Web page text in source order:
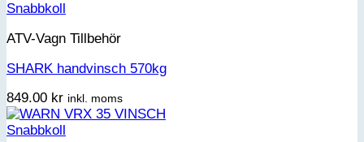
Snabbkoll
ATV-Vagn Tillbehör
SHARK handvinsch 570kg
849.00 kr inkl. moms
Snabbkoll